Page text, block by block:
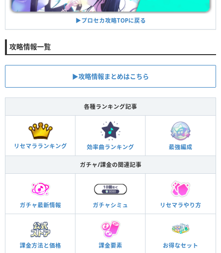
▶︎プロセカ攻略TOPに戻る
攻略情報一覧
▶︎攻略情報まとめはこちら
各種ランキング記事
リセマラランキング 効率曲ランキング 最強編成
ガチャ/課金の関連記事
ガチャ最新情報 ガチャシミュ リセマラやり方
課金方法と価格 課金要素 お得なセット